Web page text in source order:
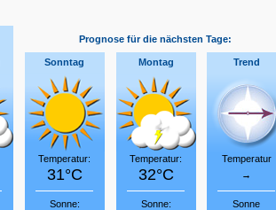
Prognose für die nächsten Tage:
Sonntag
Temperatur:
31°C
Sonne:
Montag
Temperatur:
32°C
Sonne:
Trend
Temperatur
→
Sonne